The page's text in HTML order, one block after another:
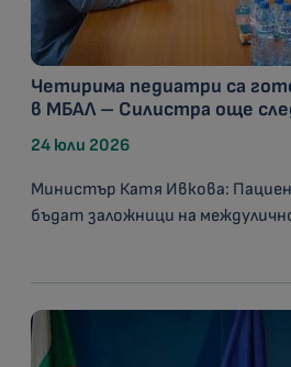
Четирима педиатри са
в МБАЛ – Силистра още
24 юли 2026
Министър Катя Ивкова:
бъдат заложници на